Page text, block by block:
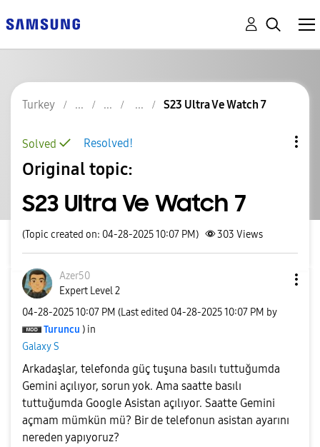
Turkey S23 Ultra Ve Watch 7
Resolved!
Solved
Original topic:
S23 Ultra Ve Watch 7
(Topic created on: 04-28-2025 10:07 PM) 303 Views
Azer50
Expert Level 2
‎04-28-202510:07 PM (Last edited ‎04-28-202510:07 PM by
Turuncu ) in
Galaxy S
Arkadaşlar, telefonda güç tuşuna basılı tuttuğumda
Gemini açılıyor, sorun yok. Ama saatte basılı
tuttuğumda Google Asistan açılıyor. Saatte Gemini
açmam mümkün mü? Bir de telefonun asistan ayarını
nereden yapıyoruz?